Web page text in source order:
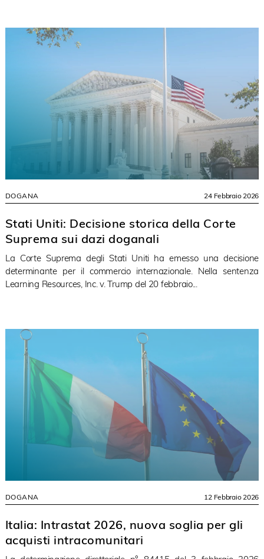
DOGANA 24 Febbraio 2026
Stati Uniti: Decisione storica della Corte
Suprema sui dazi doganali
La Corte Suprema degli Stati Uniti ha emesso una decisione
determinante per il commercio internazionale. Nella sentenza
Learning Resources, Inc. v. Trump del 20 febbraio...
DOGANA 12 Febbraio 2026
Italia: Intrastat 2026, nuova soglia per gli
acquisti intracomunitari